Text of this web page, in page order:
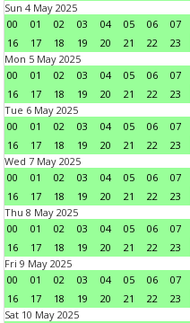
Sun 4 May 2025
00
01 02 03 04 05 06 07
16
17 18 19 20 21 22
23
Mon 5 May 2025
00
01 02 03 04 05 06 07
16
17 18 19 20 21 22
23
Tue 6 May 2025
00
01 02 03 04 05 06 07
16
17 18 19 20 21 22
23
Wed 7 May 2025
00
01 02 03 04 05 06 07
16
17 18 19 20 21 22
23
Thu 8 May 2025
00
01 02 03 04 05 06 07
16
17 18 19 20 21 22
23
Fri 9 May 2025
00
01 02 03 04 05 06 07
16
17 18 19 20 21 22
23
Sat 10 May 2025